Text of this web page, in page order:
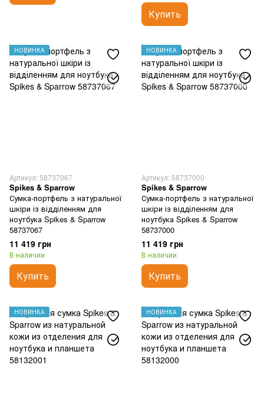
Купить
НОВИНКА
Артикул: 58737067
Spikes & Sparrow
Сумка-портфель з натуральної
шкіри із відділенням для
ноутбука Spikes & Sparrow
58737067
11 419 грн
В наличии
Купить
НОВИНКА
Артикул: 58737000
Spikes & Sparrow
Сумка-портфель з натуральної
шкіри із відділенням для
ноутбука Spikes & Sparrow
58737000
11 419 грн
В наличии
Купить
НОВИНКА НОВИНКА